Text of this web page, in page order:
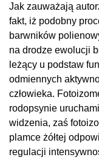
Jak zauważają
fakt, iż podobny
barwników
na drodze ewolucji
leżący u podstaw
odmiennych
człowieka.
rodopsynie
widzenia, zaś
plamce żółtej
regulacji